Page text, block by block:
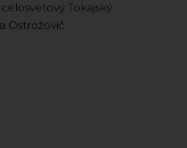
Tokajský
Ostrožovič.